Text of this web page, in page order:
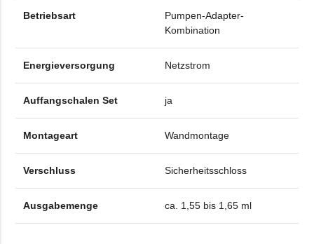
Betriebsart
Pumpen-Adapter-
Kombination
Energieversorgung Netzstrom
Auffangschalen Set ja
Montageart Wandmontage
Verschluss Sicherheitsschloss
Ausgabemenge ca. 1,55 bis 1,65 ml